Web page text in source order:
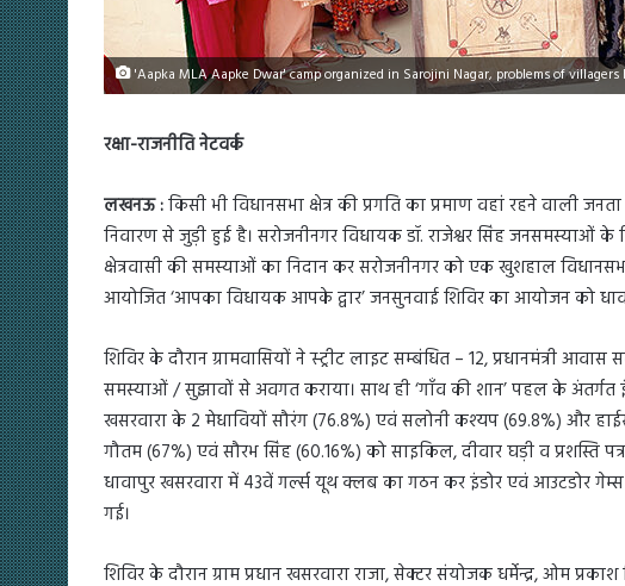
'Aapka MLA Aapke Dwar' camp organized in Sarojini Nagar, problems of villagers
रक्षा-राजनीति नेटवर्क
लखनऊ :किसी भी विधानसभा क्षेत्र की प्रगति का प्रमाण वहां रहने वाली
निवारण से जुड़ी हुई है। सरोजनीनगर विधायक डॉ. राजेश्वर सिंह जनसमस्याओं
क्षेत्रवासी की समस्याओं का निदान कर सरोजनीनगर को एक खुशहाल विधानसभा
आयोजित ‘आपका विधायक आपके द्वार’ जनसुनवाई शिविर का आयोजन को
शिविर के दौरान ग्रामवासियों ने स्ट्रीट लाइट सम्बंधित – 12, प्रधानमंत्री
समस्याओं / सुझावों से अवगत कराया। साथ ही ‘गाँव की शान’ पहल के अंतर्गत
खसरवारा के 2 मेधावियों सौरंग (76.8%) एवं सलोनी कश्यप (69.8%) और
गौतम (67%) एवं सौरभ सिंह (60.16%) को साइकिल, दीवार घड़ी व प्रशस्ति
धावापुर खसरवारा में 43वें गर्ल्स यूथ क्लब का गठन कर इंडोर एवं आउटडोर
गई।
शिविर के दौरान ग्राम प्रधान खसरवारा राजा, सेक्टर संयोजक धर्मेन्द्र, ओम